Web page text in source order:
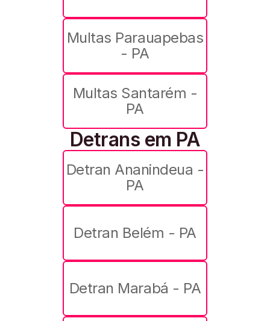
Multas Parauapebas
- PA
Multas Santarém -
PA
Detrans em PA
Detran Ananindeua -
PA
Detran Belém - PA
Detran Marabá - PA